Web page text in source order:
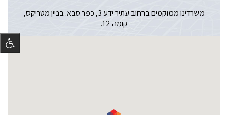
משרדינו ממוקמים ברחוב עתיר ידע 3, כפר סבא. בניין מטריקס,
קומה 12.